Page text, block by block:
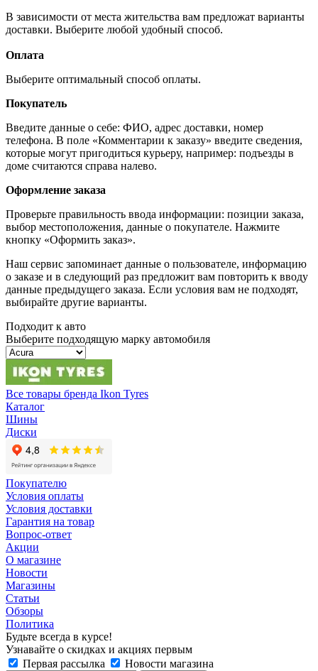
В зависимости от места жительства вам предложат варианты
доставки. Выберите любой удобный способ.
Оплата
Выберите оптимальный способ оплаты.
Покупатель
Введите данные о себе: ФИО, адрес доставки, номер
телефона. В поле «Комментарии к заказу» введите сведения,
которые могут пригодиться курьеру, например: подъезды в
доме считаются справа налево.
Оформление заказа
Проверьте правильность ввода информации: позиции заказа,
выбор местоположения, данные о покупателе. Нажмите
кнопку «Оформить заказ».
Наш сервис запоминает данные о пользователе, информацию
о заказе и в следующий раз предложит вам повторить к вводу
данные предыдущего заказа. Если условия вам не подходят,
выбирайте другие варианты.
Подходит к авто
Выберите подходящую марку автомобиля
Все товары бренда Ikon Tyres
Каталог
Шины
Диски
Покупателю
Условия оплаты
Условия доставки
Гарантия на товар
Вопрос-ответ
Акции
О магазине
Новости
Магазины
Статьи
Обзоры
Политика
Будьте всегда в курсе!
Узнавайте о скидках и акциях первым
Первая рассылка
Новости магазина